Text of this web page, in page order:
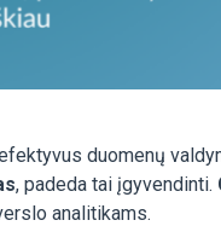
duomenų
, padeda tai įgyvendinti.
analitikams.